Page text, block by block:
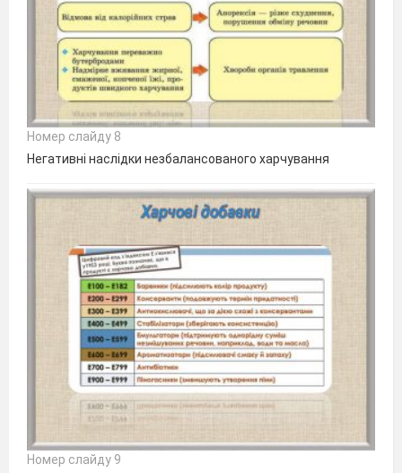
Номер слайду 8
Негативні наслідки незбалансованого харчування
Номер слайду 9